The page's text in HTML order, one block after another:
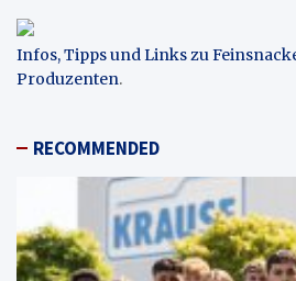
Infos, Tipps und Links zu
Produzenten.
RECOMMENDED